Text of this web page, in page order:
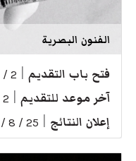
الفنون البصرية
فتح باب التقديم 2 / 2 / 2026
آخر موعد للتقديم 2 / 4 / 2026
إعلان النتائج 25 / 8 / 2026